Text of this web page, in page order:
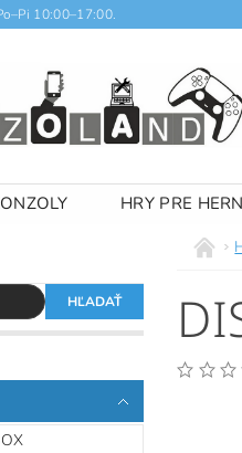
10:00–17:00.
HRY PRE